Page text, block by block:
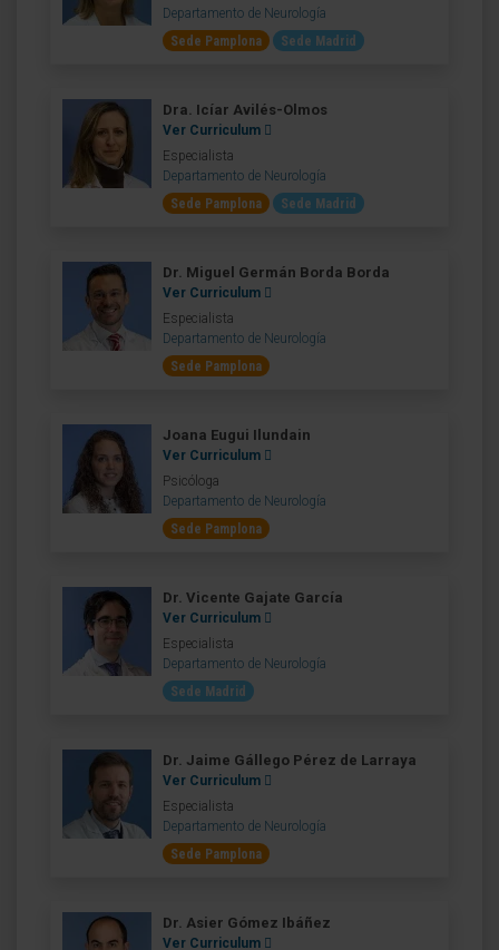
Departamento de Neurología
Sede Pamplona
Sede Madrid
Dra. Icíar Avilés-Olmos
Ver Curriculum
Especialista
Departamento de Neurología
Sede Pamplona
Sede Madrid
Dr. Miguel Germán Borda Borda
Ver Curriculum
Especialista
Departamento de Neurología
Sede Pamplona
Joana Eugui Ilundain
Ver Curriculum
Psicóloga
Departamento de Neurología
Sede Pamplona
Dr. Vicente Gajate García
Ver Curriculum
Especialista
Departamento de Neurología
Sede Madrid
Dr. Jaime Gállego Pérez de Larraya
Ver Curriculum
Especialista
Departamento de Neurología
Sede Pamplona
Dr. Asier Gómez Ibáñez
Ver Curriculum